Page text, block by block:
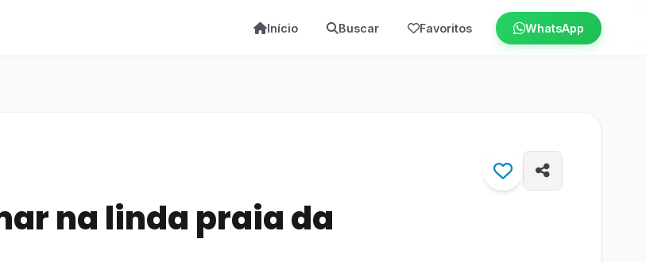
Início Buscar Favoritos WhatsApp
na linda praia da